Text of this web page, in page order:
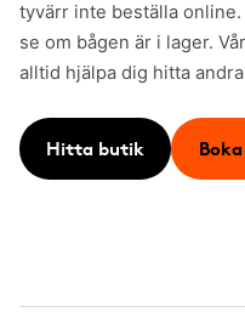
tyvärr inte beställa
se om bågen är i lager.
alltid hjälpa dig hitta
Hitta butik